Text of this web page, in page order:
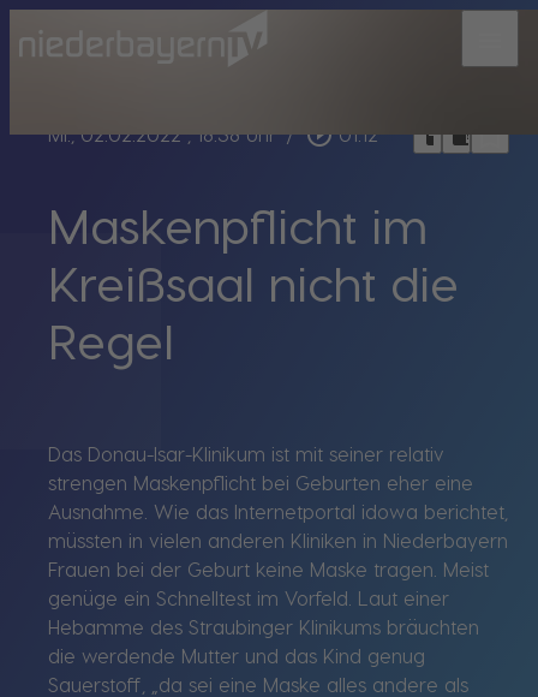
Mi., 02.02.2022, 18:38 Uhr / play_circle_outline 01:12 headphoneschrome_reader_modebookmark_border
Maskenpflicht im
Kreißsaal nicht die
Regel
Das Donau-Isar-Klinikum ist mit seiner relativ
strengen Maskenpflicht bei Geburten eher eine
Ausnahme. Wie das Internetportal idowa berichtet,
müssten in vielen anderen Kliniken in Niederbayern
Frauen bei der Geburt keine Maske tragen. Meist
genüge ein Schnelltest im Vorfeld. Laut einer
Hebamme des Straubinger Klinikums bräuchten
die werdende Mutter und das Kind genug
Sauerstoff, „da sei eine Maske alles andere als